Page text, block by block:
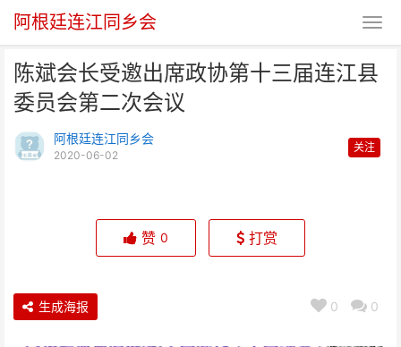
阿根廷连江同乡会
陈斌会长受邀出席政协第十三届连江县
委员会第二次会议
阿根廷连江同乡会
2020-06-02
关注
江县委员会第二次会议
赞 0 打赏
0 0
生成海报